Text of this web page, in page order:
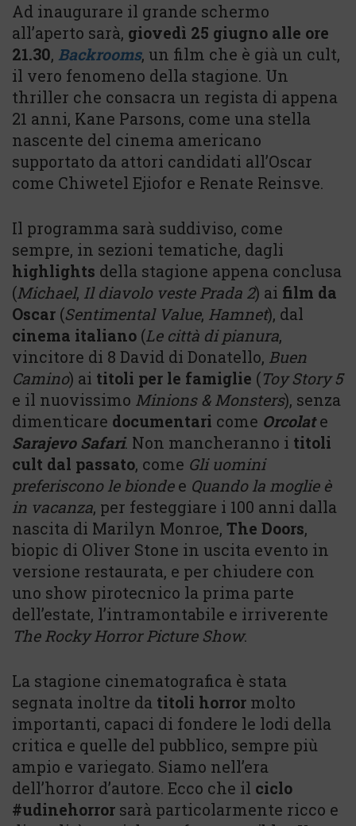
Ad inaugurare il grande schermo
all’aperto sarà, giovedì 25 giugno alle ore
21.30, Backrooms, un film che è già un cult,
il vero fenomeno della stagione. Un
thriller che consacra un regista di appena
21 anni, Kane Parsons, come una stella
nascente del cinema americano
supportato da attori candidati all’Oscar
come Chiwetel Ejiofor e Renate Reinsve.
Il programma sarà suddiviso, come
sempre, in sezioni tematiche, dagli
highlights della stagione appena conclusa
(Michael, Il diavolo veste Prada 2) ai film da
Oscar (Sentimental Value, Hamnet), dal
cinema italiano (Le città di pianura,
vincitore di 8 David di Donatello, Buen
Camino) ai titoli per le famiglie (Toy Story 5
e il nuovissimo Minions & Monsters), senza
dimenticare documentari come Orcolat e
Sarajevo Safari. Non mancheranno i titoli
cult dal passato, come Gli uomini
preferiscono le biondee Quando la moglie è
in vacanza, per festeggiare i 100 anni dalla
nascita di Marilyn Monroe, The Doors,
biopic di Oliver Stone in uscita evento in
versione restaurata, e per chiudere con
uno show pirotecnico la prima parte
dell’estate, l’intramontabile e irriverente
The Rocky Horror Picture Show.
La stagione cinematografica è stata
segnata inoltre da titoli horror molto
importanti, capaci di fondere le lodi della
critica e quelle del pubblico, sempre più
ampio e variegato. Siamo nell’era
dell’horror d’autore. Ecco che il ciclo
#udinehorror sarà particolarmente ricco e